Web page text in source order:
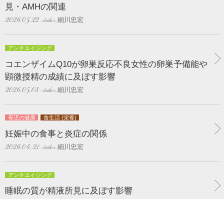
見・AMHの関連
2026.05.22 細川忠宏
アンチエイジング
コエンザイムQ10が卵巣反応不良女性の卵巣予備能や
顕微授精の成績に及ぼす影響
2026.05.08 細川忠宏
母児の健康 食生活 (栄養)
妊娠中の食事と炎症の関係
2026.04.21 細川忠宏
アンチエイジング
睡眠の質が精液所見に及ぼす影響